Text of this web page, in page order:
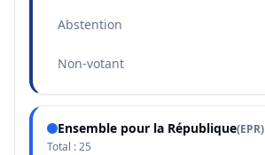
Abstention
Non-votant
Ensemble pour la République(EPR)
Total :25